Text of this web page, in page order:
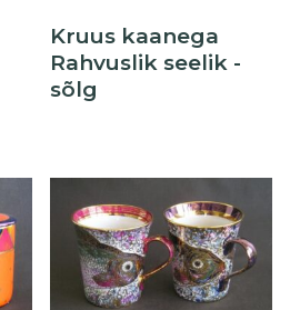
Kruus kaanega
Rahvuslik seelik -
sõlg